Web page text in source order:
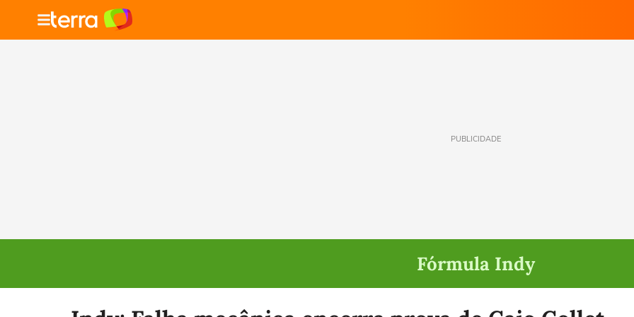
PUBLICIDADE
Fórmula Indy